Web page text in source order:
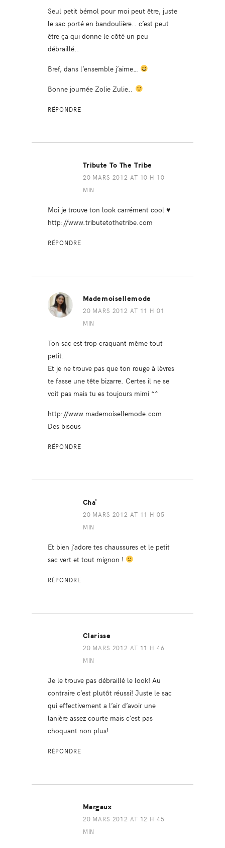
Seul petit bémol pour moi peut être, juste
le sac porté en bandoulière.. c’est peut
être ça qui donne le côté un peu
débraillé..
Bref, dans l’ensemble j’aime…
Bonne journée Zolie Zulie..
RÉPONDRE
Tribute To The Tribe
20 MARS 2012 AT 10 H 10
MIN
Moi je trouve ton look carrément cool ♥
http://www.tributetothetribe.com
RÉPONDRE
Mademoisellemode
20 MARS 2012 AT 11 H 01
MIN
Ton sac est trop craquant même tout
petit.
Et je ne trouve pas que ton rouge à lèvres
te fasse une tête bizarre. Certes il ne se
voit pas mais tu es toujours mimi ^^
http://www.mademoisellemode.com
Des bisous
RÉPONDRE
Cha'
20 MARS 2012 AT 11 H 05
MIN
Et bien j’adore tes chaussures et le petit
sac vert et tout mignon !
RÉPONDRE
Clarisse
20 MARS 2012 AT 11 H 46
MIN
Je le trouve pas débraillé le look! Au
contraire c’est plutôt réussi! Juste le sac
qui effectivement a l’air d’avoir une
lanière assez courte mais c’est pas
choquant non plus!
RÉPONDRE
Margaux
20 MARS 2012 AT 12 H 45
MIN